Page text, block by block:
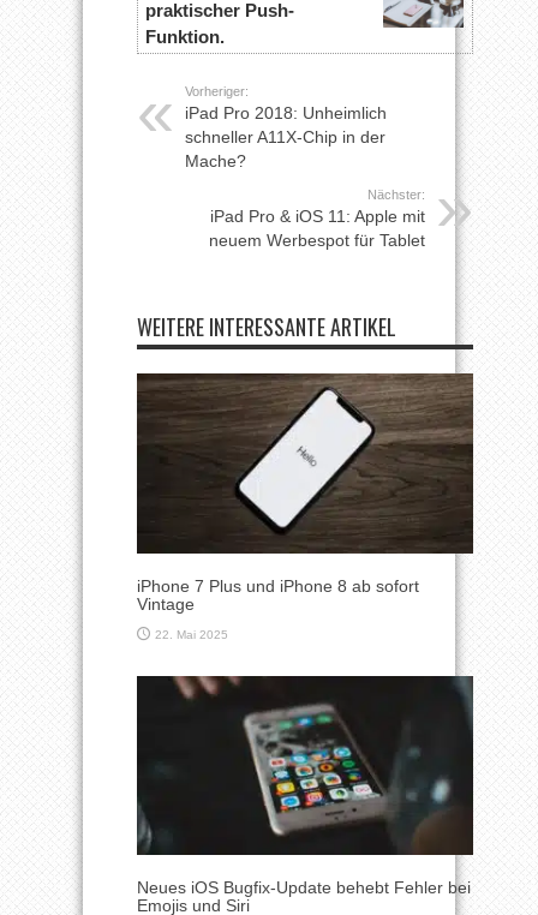
praktischer Push-
Funktion.
Vorheriger:
iPad Pro 2018: Unheimlich
schneller A11X-Chip in der
Mache?
Nächster:
iPad Pro & iOS 11: Apple mit
neuem Werbespot für Tablet
WEITERE INTERESSANTE ARTIKEL
iPhone 7 Plus und iPhone 8 ab sofort
Vintage
22. Mai 2025
Neues iOS Bugfix-Update behebt Fehler bei
Emojis und Siri